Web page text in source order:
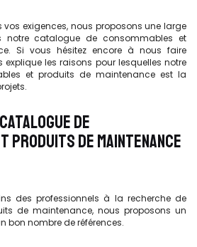
exigences, nous proposons une large
notre catalogue de consommables et
Si vous hésitez encore à nous faire
les raisons pour lesquelles notre
et produits de maintenance est la
DE
PRODUITS DE MAINTENANCE
des professionnels à la recherche de
de maintenance, nous proposons un
nombre de références.